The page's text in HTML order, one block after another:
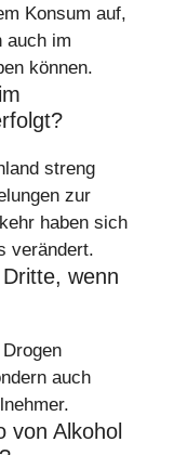
Konsum auf,
auch im
können.
streng
zur
haben sich
verändert.
wenn
auch
von Alkohol